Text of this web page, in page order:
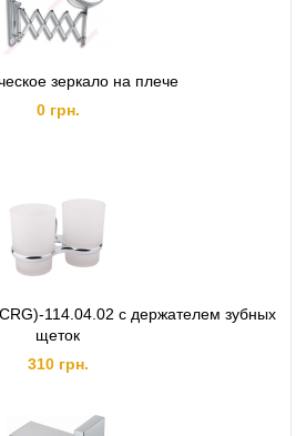
зеркало на плече
0 грн.
114.04.02 с держателем зубных
щеток
310 грн.